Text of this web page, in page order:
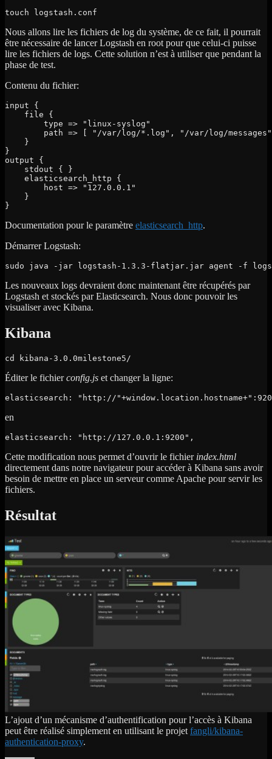
touch logstash.conf
Nous allons lire les fichiers de log du système, de ce fait, il pourrait
être nécessaire de lancer Logstash en root pour que celui-ci puisse
lire les fichiers de logs. Cette solution n’est à utiliser que pendant la
phase de test.
Contenu du fichier:
input {
file {
type => "linux-syslog"
path => [ "/var/log/*.log", "/var/log/
}
}
output {
stdout { }
elasticsearch_http {
host => "127.0.0.1"
}
}
Documentation pour le paramètre elasticsearch_http.
Démarrer Logstash:
sudo java -jar logstash-1.3.3-flatjar.jar agent -f
Les nouveaux logs devraient donc maintenant être récupérés par
Logstash et stockés par Elasticsearch. Nous donc pouvoir les
visualiser avec Kibana.
Kibana
cd kibana-3.0.0milestone5/
Éditer le fichierconfig.js et changer la ligne:
elasticsearch: "http://
en
elasticsearch: "http://127.0.0.1:9200",
Cette modification nous permet d’ouvrir le fichier index.html
directement dans notre navigateur pour accéder à Kibana sans avoir
besoin de mettre en place un serveur comme Apache pour servir les
fichiers.
Résultat
L’ajout d’un mécanisme d’authentification pour l’accès à Kibana
peut être réalisé simplement en utilisant le projet fangli/kibana-
authentication-proxy.